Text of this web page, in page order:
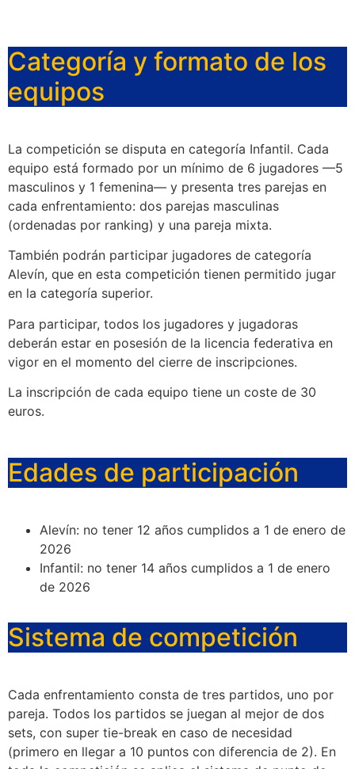
Categoría y formato de los
equipos
La competición se disputa en categoría Infantil. Cada
equipo está formado por un mínimo de 6 jugadores —5
masculinos y 1 femenina— y presenta tres parejas en
cada enfrentamiento: dos parejas masculinas
(ordenadas por ranking) y una pareja mixta.
También podrán participar jugadores de categoría
Alevín, que en esta competición tienen permitido jugar
en la categoría superior.
Para participar, todos los jugadores y jugadoras
deberán estar en posesión de la licencia federativa en
vigor en el momento del cierre de inscripciones.
La inscripción de cada equipo tiene un coste de 30
euros.
Edades de participación
Alevín: no tener 12 años cumplidos a 1 de enero de
2026
Infantil: no tener 14 años cumplidos a 1 de enero
de 2026
Sistema de competición
Cada enfrentamiento consta de tres partidos, uno por
pareja. Todos los partidos se juegan al mejor de dos
sets, con super tie-break en caso de necesidad
(primero en llegar a 10 puntos con diferencia de 2). En